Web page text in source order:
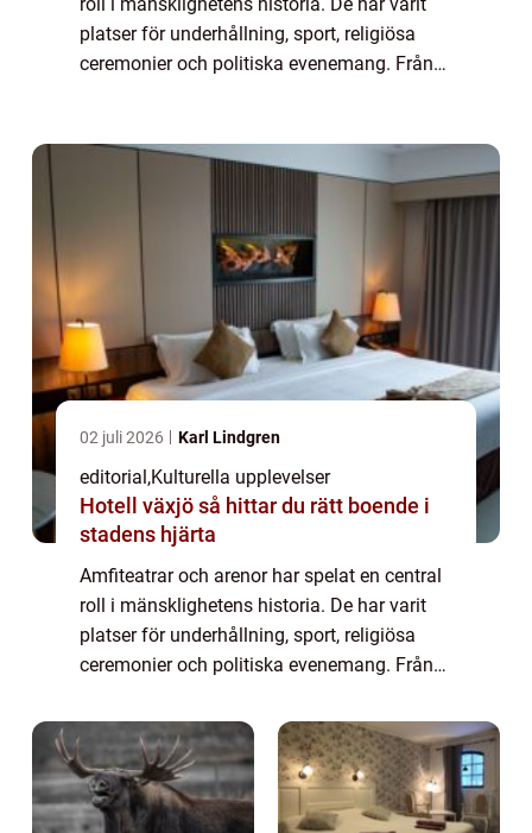
platser för underhållning, sport, religiösa
ceremonier och politiska evenemang. Från
02 juli 2026 Karl Lindgren
editorial,Kulturella upplevelser
Hotell växjö så hittar du rätt boende i
stadens hjärta
Amfiteatrar och arenor har spelat en central
roll i mänsklighetens historia. De har varit
platser för underhållning, sport, religiösa
ceremonier och politiska evenemang. Från
kons...